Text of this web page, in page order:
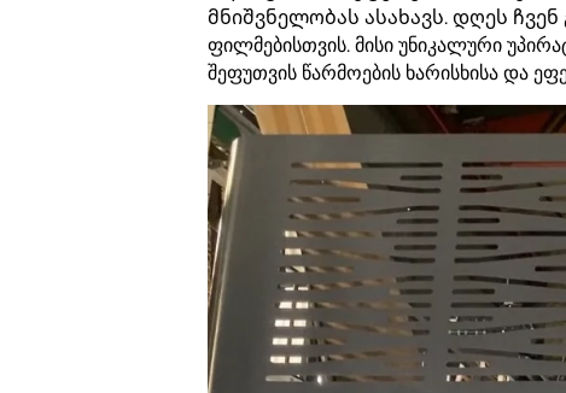
მნიშვნელობას ასახავს. დღეს
ფილმებისთვის. მისი უნიკალური
შეფუთვის წარმოების ხარისხისა და